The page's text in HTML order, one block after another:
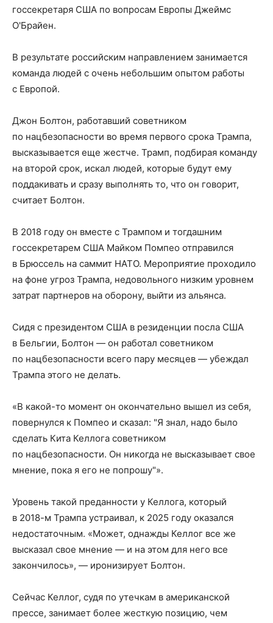
госсекретаря США по вопросам Европы Джеймс
О'Брайен.
В результате российским направлением занимается
команда людей с очень небольшим опытом работы
с Европой.
Джон Болтон, работавший советником
по нацбезопасности во время первого срока Трампа,
высказывается еще жестче. Трамп, подбирая команду
на второй срок, искал людей, которые будут ему
поддакивать и сразу выполнять то, что он говорит,
считает Болтон.
В 2018 году он вместе с Трампом и тогдашним
госсекретарем США Майком Помпео отправился
в Брюссель на саммит НАТО. Мероприятие проходило
на фоне угроз Трампа, недовольного низким уровнем
затрат партнеров на оборону, выйти из альянса.
Сидя с президентом США в резиденции посла США
в Бельгии, Болтон — он работал советником
по нацбезопасности всего пару месяцев — убеждал
Трампа этого не делать.
«В какой-то момент он окончательно вышел из себя,
повернулся к Помпео и сказал: "Я знал, надо было
сделать Кита Келлога советником
по нацбезопасности. Он никогда не высказывает свое
мнение, пока я его не попрошу"».
Уровень такой преданности у Келлога, который
в 2018-м Трампа устраивал, к 2025 году оказался
недостаточным. «Может, однажды Келлог все же
высказал свое мнение — и на этом для него все
закончилось», — иронизирует Болтон.
Сейчас Келлог, судя по утечкам в американской
прессе, занимает более жесткую позицию, чем